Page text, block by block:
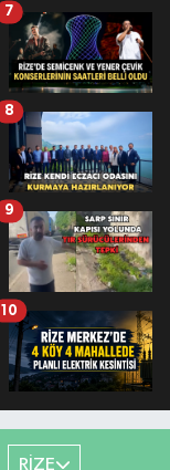
7
8
9
10
RİZE